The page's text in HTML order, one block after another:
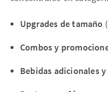
Upgrades de tamaño
Combos y
Bebidas adicionales